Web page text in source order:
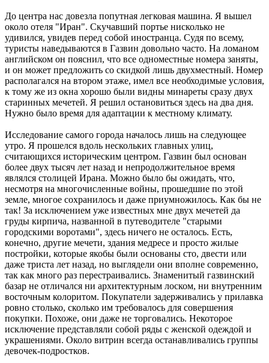
До центра нас довезла попутная легковая машина. Я вышел
около отеля "Иран". Скучавший портье нисколько не
удивился, увидев перед собой иностранца. Судя по всему,
туристы наведываются в Газвин довольно часто. На ломаном
английском он пояснил, что все одноместные номера заняты,
и он может предложить со скидкой лишь двухместный. Номер
располагался на втором этаже, имел все необходимые условия,
к тому же из окна хорошо были видны минареты сразу двух
старинных мечетей. Я решил остановиться здесь на два дня.
Нужно было время для адаптации к местному климату.
Исследование самого города началось лишь на следующее
утро. Я прошелся вдоль нескольких главных улиц,
считающихся историческим центром. Газвин был основан
более двух тысяч лет назад и непродолжительное время
являлся столицей Ирана. Можно было бы ожидать, что,
несмотря на многочисленные войны, прошедшие по этой
земле, многое сохранилось и даже приумножилось. Как бы не
так! За исключением уже известных мне двух мечетей да
груды кирпича, названной в путеводителе "старыми
городскими воротами", здесь ничего не осталось. Есть,
конечно, другие мечети, здания медресе и просто жилые
постройки, которые якобы были основаны сто, двести или
даже триста лет назад, но выглядели они вполне современно,
так как много раз перестраивались. Знаменитый газвинский
базар не отличался ни архитектурным лоском, ни внутренним
восточным колоритом. Покупатели задерживались у прилавка
ровно столько, сколько им требовалось для совершения
покупки. Похоже, они даже не торговались. Некоторое
исключение представляли собой ряды с женской одеждой и
украшениями. Около витрин всегда останавливались группы
девочек-подростков.